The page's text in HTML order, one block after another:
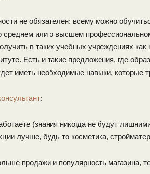
не обязателен: всему можно
или о высшем
в таких учебных учреждениях
Есть и такие предложения, где
иметь необходимые навыки, которые
:
(знания никогда не будут
лучше, будь то косметика,
продажи и популярность магазина,